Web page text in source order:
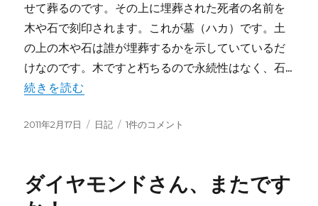
せて葬るのです。その上に埋葬された死者の名前を
木や石で刻印されます。これが墓（ハカ）です。土
の上の木や石は誰が埋葬するかを示していているだ
けなのです。木ですと朽ちるので永続性はなく、石...
続きを読む
投
2011年2月17日
カ
ー
日記
ハ
ろ
1件のコメント
ダイヤモンドさん、またです